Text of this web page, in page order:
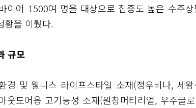
이어 1500여 명을 대상으로 집중도 높은 수주
황을 이뤘다.
규모
및 웰니스 라이프스타일 소재(정우비나, 세
도어용 고기능성 소재(원창머티리얼, 우주글